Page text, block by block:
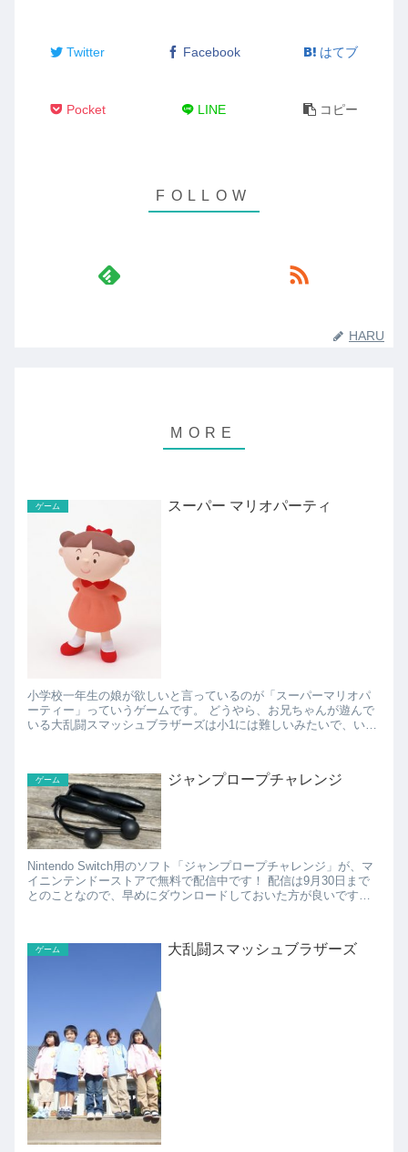
Twitter Facebook はてブ
Pocket LINE コピー
HARU
ゲーム スーパー マリオパーティ
小学校一年生の娘が欲しいと言っているのが「スーパーマリオパ
ーティー」っていうゲームです。 どうやら、お兄ちゃんが遊んで
いる大乱闘スマッシュブラザーズは小1には難しいみたいで、いつ
ゲーム ジャンプロープチャレンジ
Nintendo Switch用のソフト「ジャンプロープチャレンジ」が、マ
イニンテンドーストアで無料で配信中です！ 配信は9月30日まで
とのことなので、早めにダウンロードしておいた方が良いですね
ゲーム 大乱闘スマッシュブラザーズ